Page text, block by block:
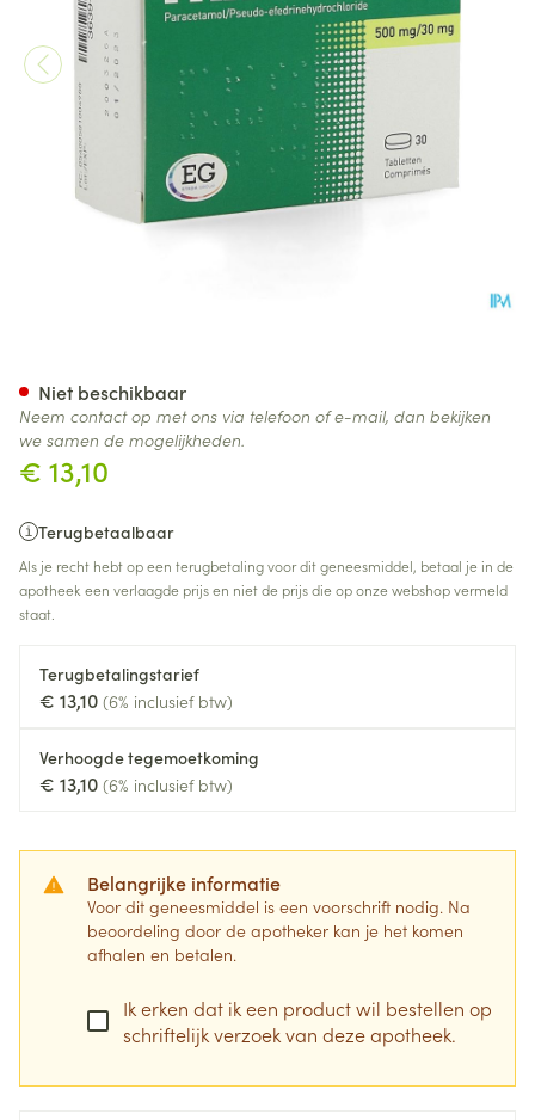
€ 13,10
Terugbetaalbaar
Als je recht hebt op een terugbetaling voor dit geneesmiddel, betaal je in de
apotheek een verlaagde prijs en niet de prijs die op onze webshop vermeld
staat.
Terugbetalingstarief
€ 13,10 (6% inclusief btw)
Verhoogde tegemoetkoming
€ 13,10 (6% inclusief btw)
Belangrijke informatie
Voor dit geneesmiddel is een voorschrift nodig. Na
beoordeling door de apotheker kan je het komen
afhalen en betalen.
Ik erken dat ik een product wil bestellen op
schriftelijk verzoek van deze apotheek.
Niet beschikbaar
Neem contact op met ons via telefoon of e-mail, dan bekijken
we samen de mogelijkheden.